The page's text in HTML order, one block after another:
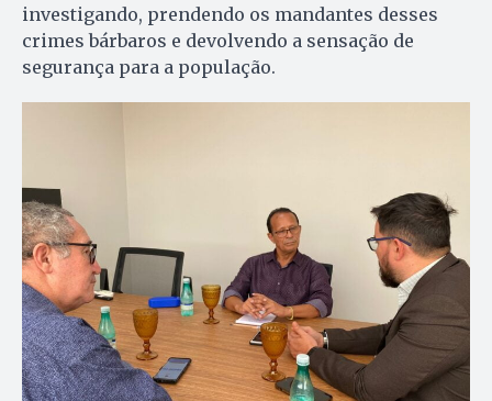
investigando, prendendo os mandantes desses
crimes bárbaros e devolvendo a sensação de
segurança para a população.